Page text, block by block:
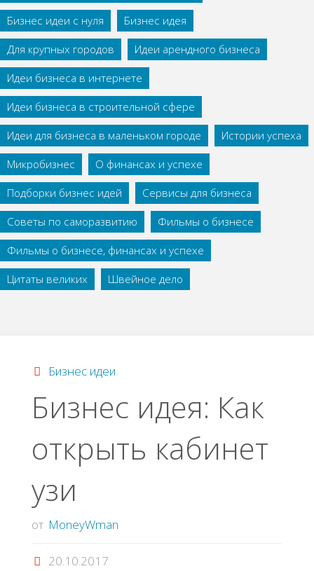
Бизнес идеи с нуля
Бизнес идея
Для крупных городов
Идеи арендного бизнеса
Идеи бизнеса в интернете
Идеи бизнеса в строительной сфере
Идеи для бизнеса в маленьком городе
Истории успеха
Микробизнес
О финансах и успехе
Подборки бизнес идей
Сервисы для бизнеса
Советы по саморазвитию
Фильмы о бизнесе
Фильмы о бизнесе, финансах и успехе
Цитаты великих
Швейное дело
Бизнес идеи
Бизнес идея: Как
открыть кабинет
узи
от MoneyWman
20.10.2017